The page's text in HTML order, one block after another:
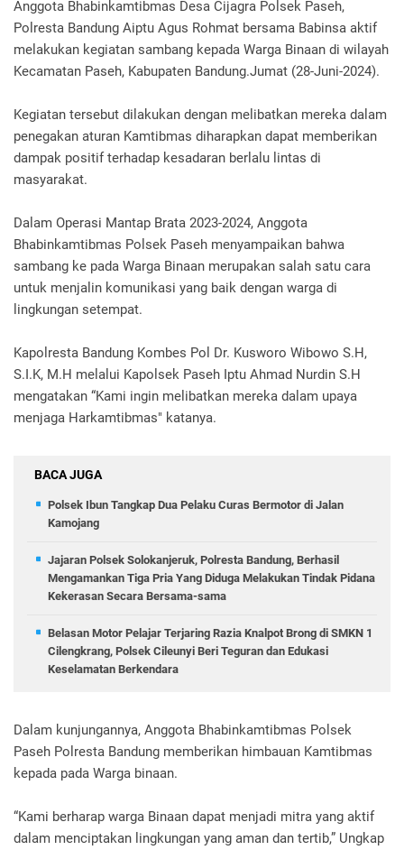
Anggota Bhabinkamtibmas Desa Cijagra Polsek Paseh,
Polresta Bandung Aiptu Agus Rohmat bersama Babinsa aktif
melakukan kegiatan sambang kepada Warga Binaan di wilayah
Kecamatan Paseh, Kabupaten Bandung.Jumat (28-Juni-2024).
Kegiatan tersebut dilakukan dengan melibatkan mereka dalam
penegakan aturan Kamtibmas diharapkan dapat memberikan
dampak positif terhadap kesadaran berlalu lintas di
masyarakat.
Dalam Operasi Mantap Brata 2023-2024, Anggota
Bhabinkamtibmas Polsek Paseh menyampaikan bahwa
sambang ke pada Warga Binaan merupakan salah satu cara
untuk menjalin komunikasi yang baik dengan warga di
lingkungan setempat.
Kapolresta Bandung Kombes Pol Dr. Kusworo Wibowo S.H,
S.I.K, M.H melalui Kapolsek Paseh Iptu Ahmad Nurdin S.H
mengatakan “Kami ingin melibatkan mereka dalam upaya
menjaga Harkamtibmas" katanya.
BACA JUGA
Polsek Ibun Tangkap Dua Pelaku Curas Bermotor di Jalan
Kamojang
Jajaran Polsek Solokanjeruk, Polresta Bandung, Berhasil
Mengamankan Tiga Pria Yang Diduga Melakukan Tindak Pidana
Kekerasan Secara Bersama-sama
Belasan Motor Pelajar Terjaring Razia Knalpot Brong di SMKN 1
Cilengkrang, Polsek Cileunyi Beri Teguran dan Edukasi
Keselamatan Berkendara
Dalam kunjungannya, Anggota Bhabinkamtibmas Polsek
Paseh Polresta Bandung memberikan himbauan Kamtibmas
kepada pada Warga binaan.
“Kami berharap warga Binaan dapat menjadi mitra yang aktif
dalam menciptakan lingkungan yang aman dan tertib,” Ungkap